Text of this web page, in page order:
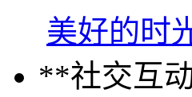
美好的时
**社交互